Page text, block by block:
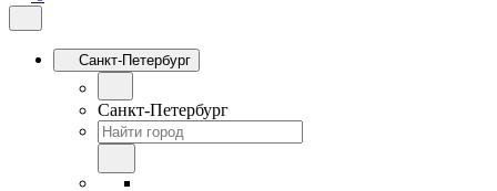
Санкт-Петербург
Санкт-Петербург